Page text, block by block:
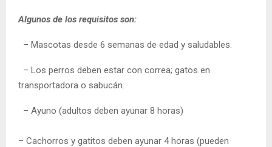
Algunos de los requisitos son:
– Mascotas desde 6 semanas de edad y saludables.
– Los perros deben estar con correa; gatos en
transportadora o sabucán.
– Ayuno (adultos deben ayunar 8 horas)
– Cachorros y gatitos deben ayunar 4 horas (pueden